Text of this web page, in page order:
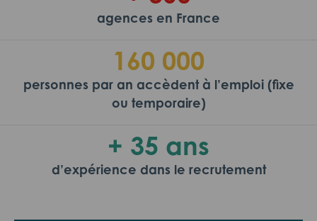
agences en France
160 000
personnes par an accèdent à l’emploi (fixe
ou temporaire)
+ 35 ans
d’expérience dans le recrutement